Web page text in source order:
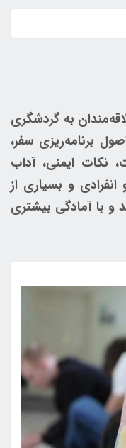
به گردشگری
برنامه‌ریزی سفر،
نکات ایمنی، آداب
و بسیاری از
و با آمادگی بیشتری